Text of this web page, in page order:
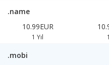
.name
10.99EUR
1 Yıl
.mobi